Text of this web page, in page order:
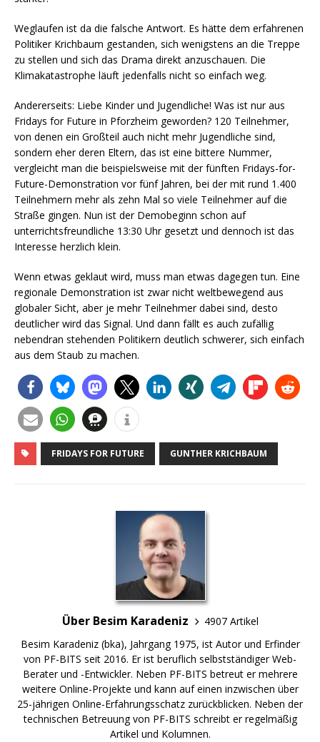
Weglaufen ist da die falsche Antwort. Es hätte dem erfahrenen
Politiker Krichbaum gestanden, sich wenigstens an die Treppe
zu stellen und sich das Drama direkt anzuschauen. Die
Klimakatastrophe läuft jedenfalls nicht so einfach weg.
Andererseits: Liebe Kinder und Jugendliche! Was ist nur aus
Fridays for Future in Pforzheim geworden? 120 Teilnehmer,
von denen ein Großteil auch nicht mehr Jugendliche sind,
sondern eher deren Eltern, das ist eine bittere Nummer,
vergleicht man die beispielsweise mit der fünften Fridays-for-
Future-Demonstration vor fünf Jahren, bei der mit rund 1.400
Teilnehmern mehr als zehn Mal so viele Teilnehmer auf die
Straße gingen. Nun ist der Demobeginn schon auf
unterrichtsfreundliche 13:30 Uhr gesetzt und dennoch ist das
Interesse herzlich klein.
Wenn etwas geklaut wird, muss man etwas dagegen tun. Eine
regionale Demonstration ist zwar nicht weltbewegend aus
globaler Sicht, aber je mehr Teilnehmer dabei sind, desto
deutlicher wird das Signal. Und dann fällt es auch zufällig
nebendran stehenden Politikern deutlich schwerer, sich einfach
aus dem Staub zu machen.
FRIDAYS FOR FUTURE GUNTHER KRICHBAUM
Über Besim Karadeniz
4907 Artikel
Besim Karadeniz (bka), Jahrgang 1975, ist Autor und Erfinder
von PF-BITS seit 2016. Er ist beruflich selbstständiger Web-
Berater und -Entwickler. Neben PF-BITS betreut er mehrere
weitere Online-Projekte und kann auf einen inzwischen über
25-jährigen Online-Erfahrungsschatz zurückblicken. Neben der
technischen Betreuung von PF-BITS schreibt er regelmäßig
Artikel und Kolumnen.